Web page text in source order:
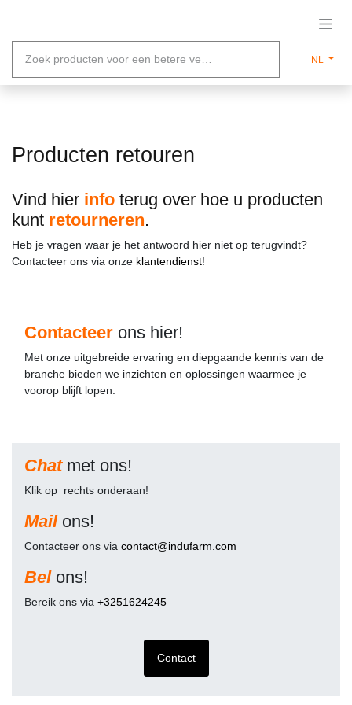
NL
Producten retouren
Vind hier info terug over hoe u producten
kunt retourneren.
Heb je vragen waar je het antwoord hier niet op terugvindt?
Contacteer ons via onze klantendienst!
Contacteer ons hier!
Met onze uitgebreide ervaring en diepgaande kennis van de
branche bieden we inzichten en oplossingen waarmee je
voorop blijft lopen.
Chatmet ons!
Klik op rechts onderaan!
Mailons!
Contacteer ons via contact@indufarm.com
Belons!
Bereik ons via +3251624245
Contact